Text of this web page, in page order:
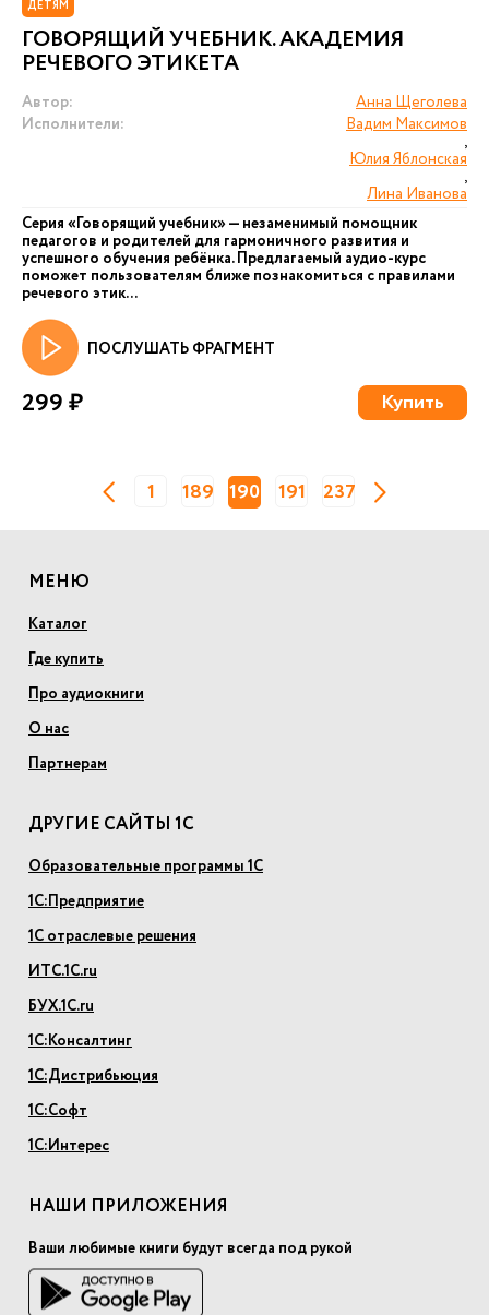
ДЕТЯМ
ГОВОРЯЩИЙ УЧЕБНИК. АКАДЕМИЯ
РЕЧЕВОГО ЭТИКЕТА
Автор:
Анна Щеголева
Исполнители:
Вадим Максимов
,
Юлия Яблонская
,
Лина Иванова
Серия «Говорящий учебник» — незаменимый помощник
педагогов и родителей для гармоничного развития и
успешного обучения ребёнка. Предлагаемый аудио-курс
поможет пользователям ближе познакомиться с правилами
речевого этик...
ПОСЛУШАТЬ ФРАГМЕНТ
299 ₽ Купить
1 189 190 191 237
МЕНЮ
Каталог
Где купить
Про аудиокниги
О нас
Партнерам
ДРУГИЕ САЙТЫ 1С
Образовательные программы 1С
1С:Предприятие
1С отраслевые решения
ИТС.1С.ru
БУХ.1С.ru
1С:Консалтинг
1С:Дистрибьюция
1С:Софт
1С:Интерес
НАШИ ПРИЛОЖЕНИЯ
Ваши любимые книги будут всегда под рукой